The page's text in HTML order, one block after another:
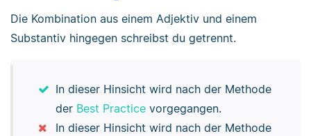
Die Kombination aus einem Adjektiv und einem
Substantiv hingegen schreibst du getrennt.
In dieser Hinsicht wird nach der Methode
der Best Practicevorgegangen.
In dieser Hinsicht wird nach der Methode